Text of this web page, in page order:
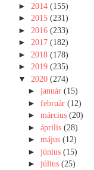
► 2014 (155)
► 2015 (231)
► 2016 (233)
► 2017 (182)
► 2018 (178)
► 2019 (235)
▼ 2020 (274)
►január(15)
►február(12)
►március(20)
►április(28)
►május(12)
►június(15)
►július(25)